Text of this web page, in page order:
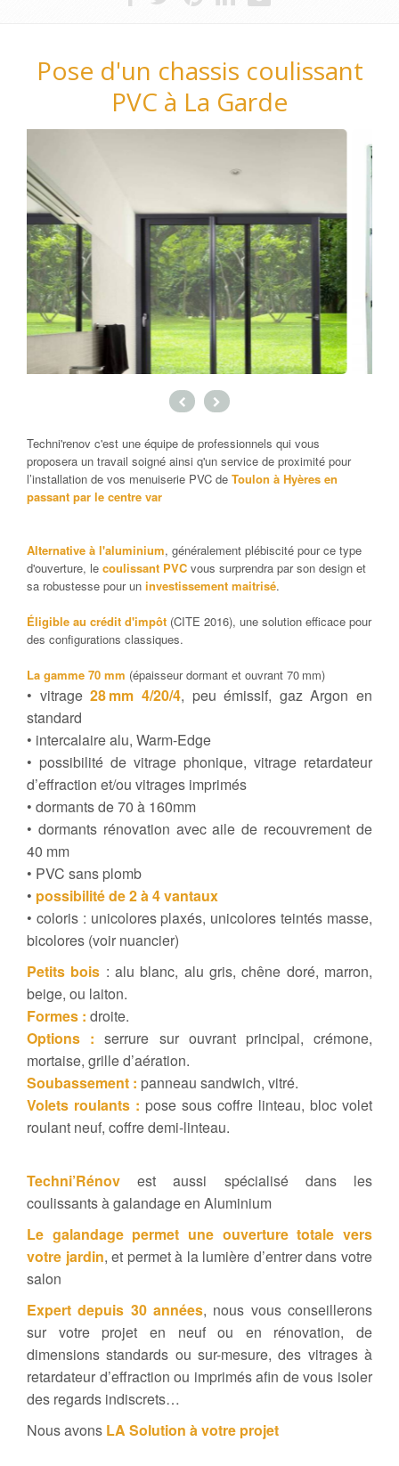
Pose d'un chassis coulissant
PVC à La Garde
Techni'renov c'est une équipe de professionnels qui vous
proposera un travail soigné ainsi q'un service de proximité pour
l’installation de vos menuiserie PVC de Toulon à Hyères en
passant par le centre var
Alternative à l'aluminium, généralement plébiscité pour ce type
d'ouverture, le coulissant PVC vous surprendra par son design et
sa robustesse pour un investissement maitrisé.
Éligible au crédit d'impôt (CITE 2016), une solution efficace pour
des configurations classiques.
La gamme 70 mm (épaisseur dormant et ouvrant 70 mm)
• vitrage28 mm 4/20/4, peu émissif, gaz Argon en
standard
• intercalaire alu, Warm-Edge
• possibilité de vitrage phonique, vitrage retardateur
d’effraction et/ou vitrages imprimés
• dormants de 70 à 160mm
• dormants rénovation avec aile de recouvrement de
40 mm
• PVC sans plomb
• possibilité de 2 à 4 vantaux
• coloris : unicolores plaxés, unicolores teintés masse,
bicolores (voir nuancier)
Petits bois : alu blanc, alu gris, chêne doré, marron,
beige, ou laiton.
Formes : droite.
Options : serrure sur ouvrant principal, crémone,
mortaise, grille d’aération.
Soubassement : panneau sandwich, vitré.
Volets roulants : pose sous coffre linteau, bloc volet
roulant neuf, coffre demi-linteau.
Techni’Rénov est aussi spécialisé dans les
coulissants à galandage en Aluminium
Le galandage permet une ouverture totale vers
votre jardin, et permet à la lumière d’entrer dans votre
salon
Expert depuis 30 années, nous vous conseillerons
sur votre projet en neuf ou en rénovation, de
dimensions standards ou sur-mesure, des vitrages à
retardateur d’effraction ou imprimés afin de vous isoler
des regards indiscrets…
Nous avons LA Solution à votre projet